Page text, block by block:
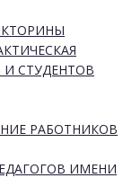
СТУДЕНТОВ
РАБОТНИКОВ
ИМЕНИ